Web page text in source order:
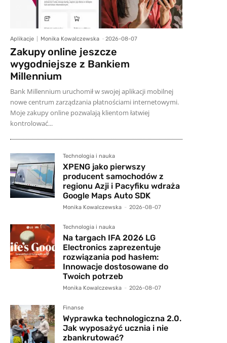
Aplikacje Monika Kowalczewska - 2026-08-07
Zakupy online jeszcze
wygodniejsze z Bankiem
Millennium
Bank Millennium uruchomił w swojej aplikacji mobilnej
nowe centrum zarządzania płatnościami internetowymi.
Moje zakupy online pozwalają klientom łatwiej
kontrolować...
Technologia i nauka
XPENG jako pierwszy
producent samochodów z
regionu Azji i Pacyfiku wdraża
Google Maps Auto SDK
Monika Kowalczewska - 2026-08-07
Technologia i nauka
Na targach IFA 2026 LG
Electronics zaprezentuje
rozwiązania pod hasłem:
Innowacje dostosowane do
Twoich potrzeb
Monika Kowalczewska - 2026-08-07
Finanse
Wyprawka technologiczna 2.0.
Jak wyposażyć ucznia i nie
zbankrutować?